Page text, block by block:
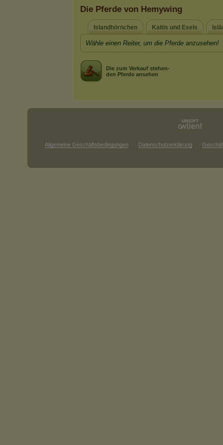
Die Pferde von Hemywing
Islandhörnchen Kaltis und Esels
Wähle einen Reiter, um die Pferde anzusehen!
Die zum Verkauf stehen-
den Pferde ansehen
Allgemeine Geschäftsbedingungen Datenschutzerklärung